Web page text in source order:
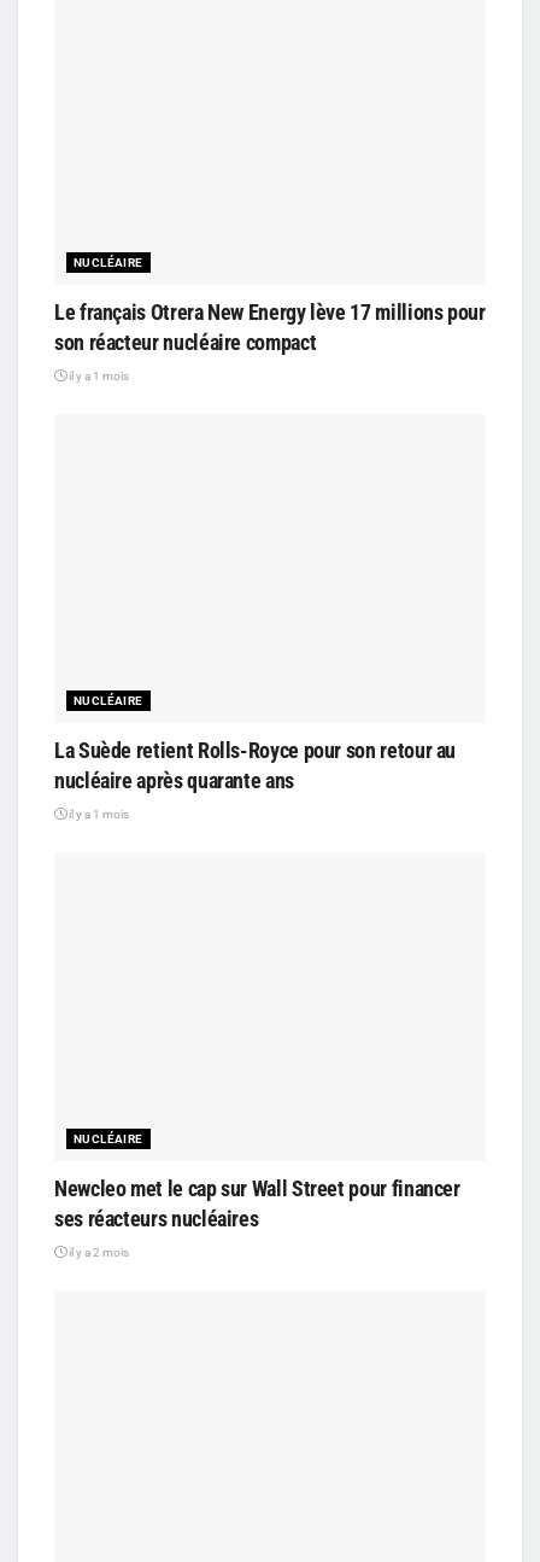
NUCLÉAIRE
Le français Otrera New Energy lève 17 millions pour
son réacteur nucléaire compact
il y a 1 mois
NUCLÉAIRE
La Suède retient Rolls-Royce pour son retour au
nucléaire après quarante ans
il y a 1 mois
NUCLÉAIRE
Newcleo met le cap sur Wall Street pour financer
ses réacteurs nucléaires
il y a 2 mois